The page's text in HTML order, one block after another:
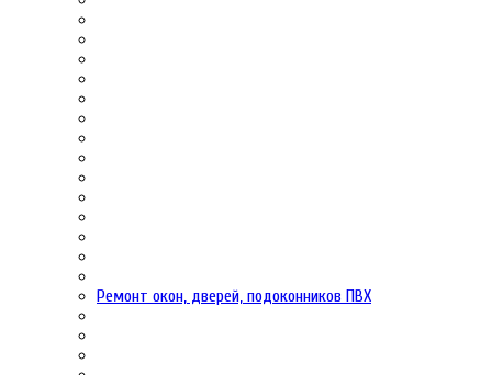
Ремонт окон, дверей, подоконников ПВХ